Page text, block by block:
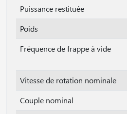
Puissance restituée
Poids
Fréquence de frappe à vide
Vitesse de rotation nominale
Couple nominal